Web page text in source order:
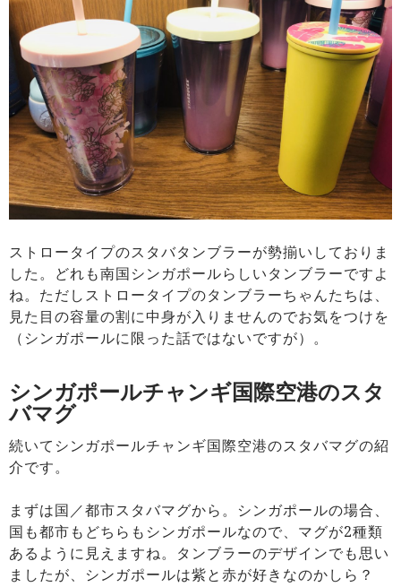
ストロータイプのスタバタンブラーが勢揃いしておりま
した。どれも南国シンガポールらしいタンブラーですよ
ね。ただしストロータイプのタンブラーちゃんたちは、
見た目の容量の割に中身が入りませんのでお気をつけを
（シンガポールに限った話ではないですが）。
シンガポールチャンギ国際空港のスタ
バマグ
続いてシンガポールチャンギ国際空港のスタバマグの紹
介です。
まずは国／都市スタバマグから。シンガポールの場合、
国も都市もどちらもシンガポールなので、マグが2種類
あるように見えますね。タンブラーのデザインでも思い
ましたが、シンガポールは紫と赤が好きなのかしら？